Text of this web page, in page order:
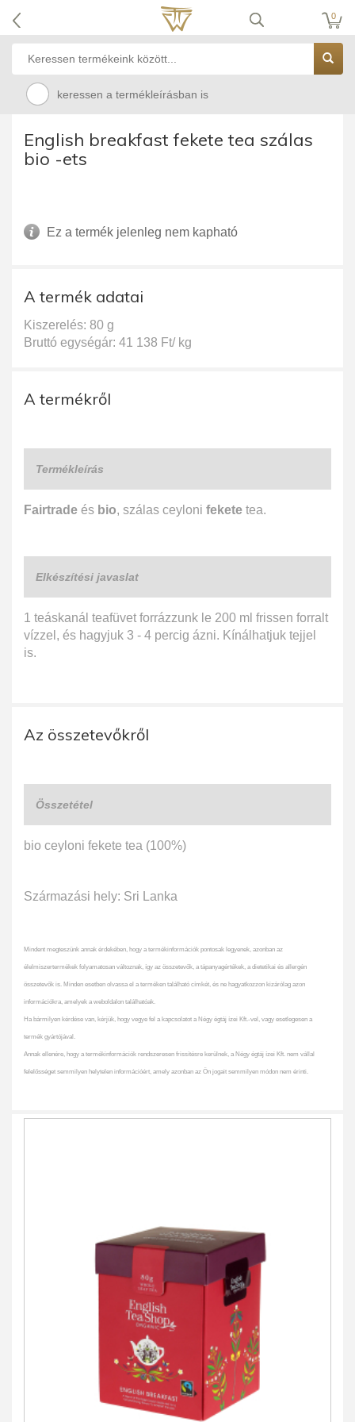
0
keressen a termékleírásban is
English breakfast fekete tea szálas
bio -ets
Ez a termék jelenleg nem kapható
A termék adatai
Kiszerelés: 80 g
Bruttó egységár: 41 138 Ft/ kg
A termékről
Termékleírás
Fairtrade és bio, szálas ceyloni fekete tea.
Elkészítési javaslat
1 teáskanál teafüvet forrázzunk le 200 ml frissen forralt
vízzel, és hagyjuk 3 - 4 percig ázni. Kínálhatjuk tejjel
is.
Az összetevőkről
Összetétel
bio ceyloni fekete tea (100%)
Származási hely: Sri Lanka
Mindent megteszünk annak érdekében, hogy a termékinformációk pontosak legyenek, azonban az
élelmiszertermékek folyamatosan változnak, így az összetevők, a tápanyagértékek, a dietetikai és allergén
összetevők is. Minden esetben olvassa el a terméken található címkét, és ne hagyatkozzon kizárólag azon
információkra, amelyek a weboldalon találhatóak.
Ha bármilyen kérdése van, kérjük, hogy vegye fel a kapcsolatot a Négy égtáj ízei Kft.-vel, vagy esetlegesen a
termék gyártójával.
Annak ellenére, hogy a termékinformációk rendszeresen frissítésre kerülnek, a Négy égtáj ízei Kft. nem vállal
felelősséget semmilyen helytelen információért, amely azonban az Ön jogait semmilyen módon nem érinti.